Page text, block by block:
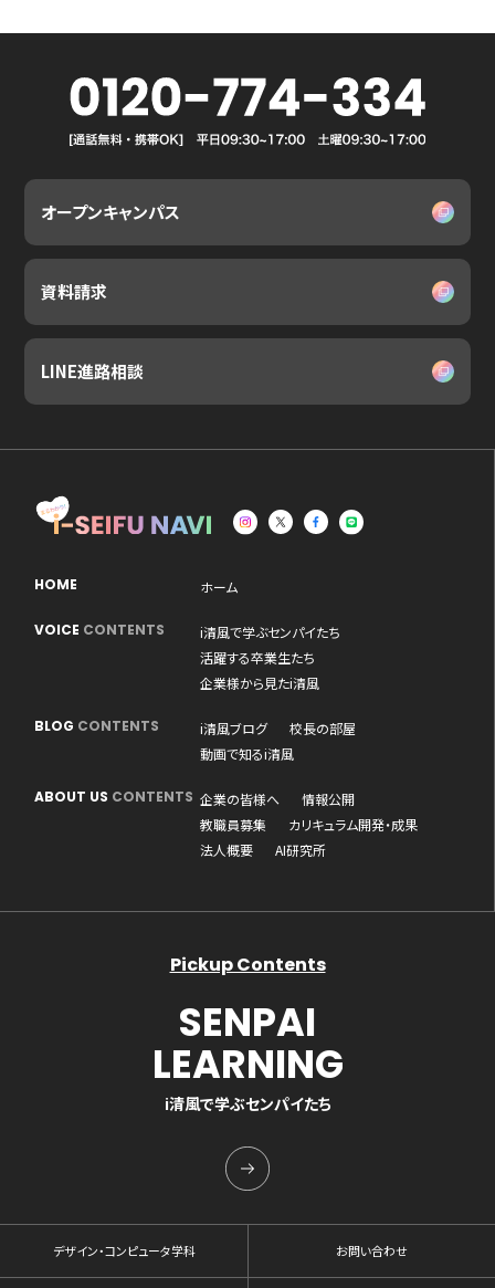
オープンキャンパス
資料請求
LINE進路相談
HOME ホーム
VOICE CONTENTS
i清風で学ぶセンパイたち
活躍する卒業生たち
企業様から見たi清風
BLOG CONTENTS i清風ブログ
校長の部屋
動画で知るi清風
ABOUT US CONTENTS 企業の皆様へ
情報公開
教職員募集
カリキュラム開発・成果
法人概要
AI研究所
Pickup Contents
SENPAI
LEARNING
i清風で学ぶセンパイたち
デザイン・コンピュータ学科 お問い合わせ